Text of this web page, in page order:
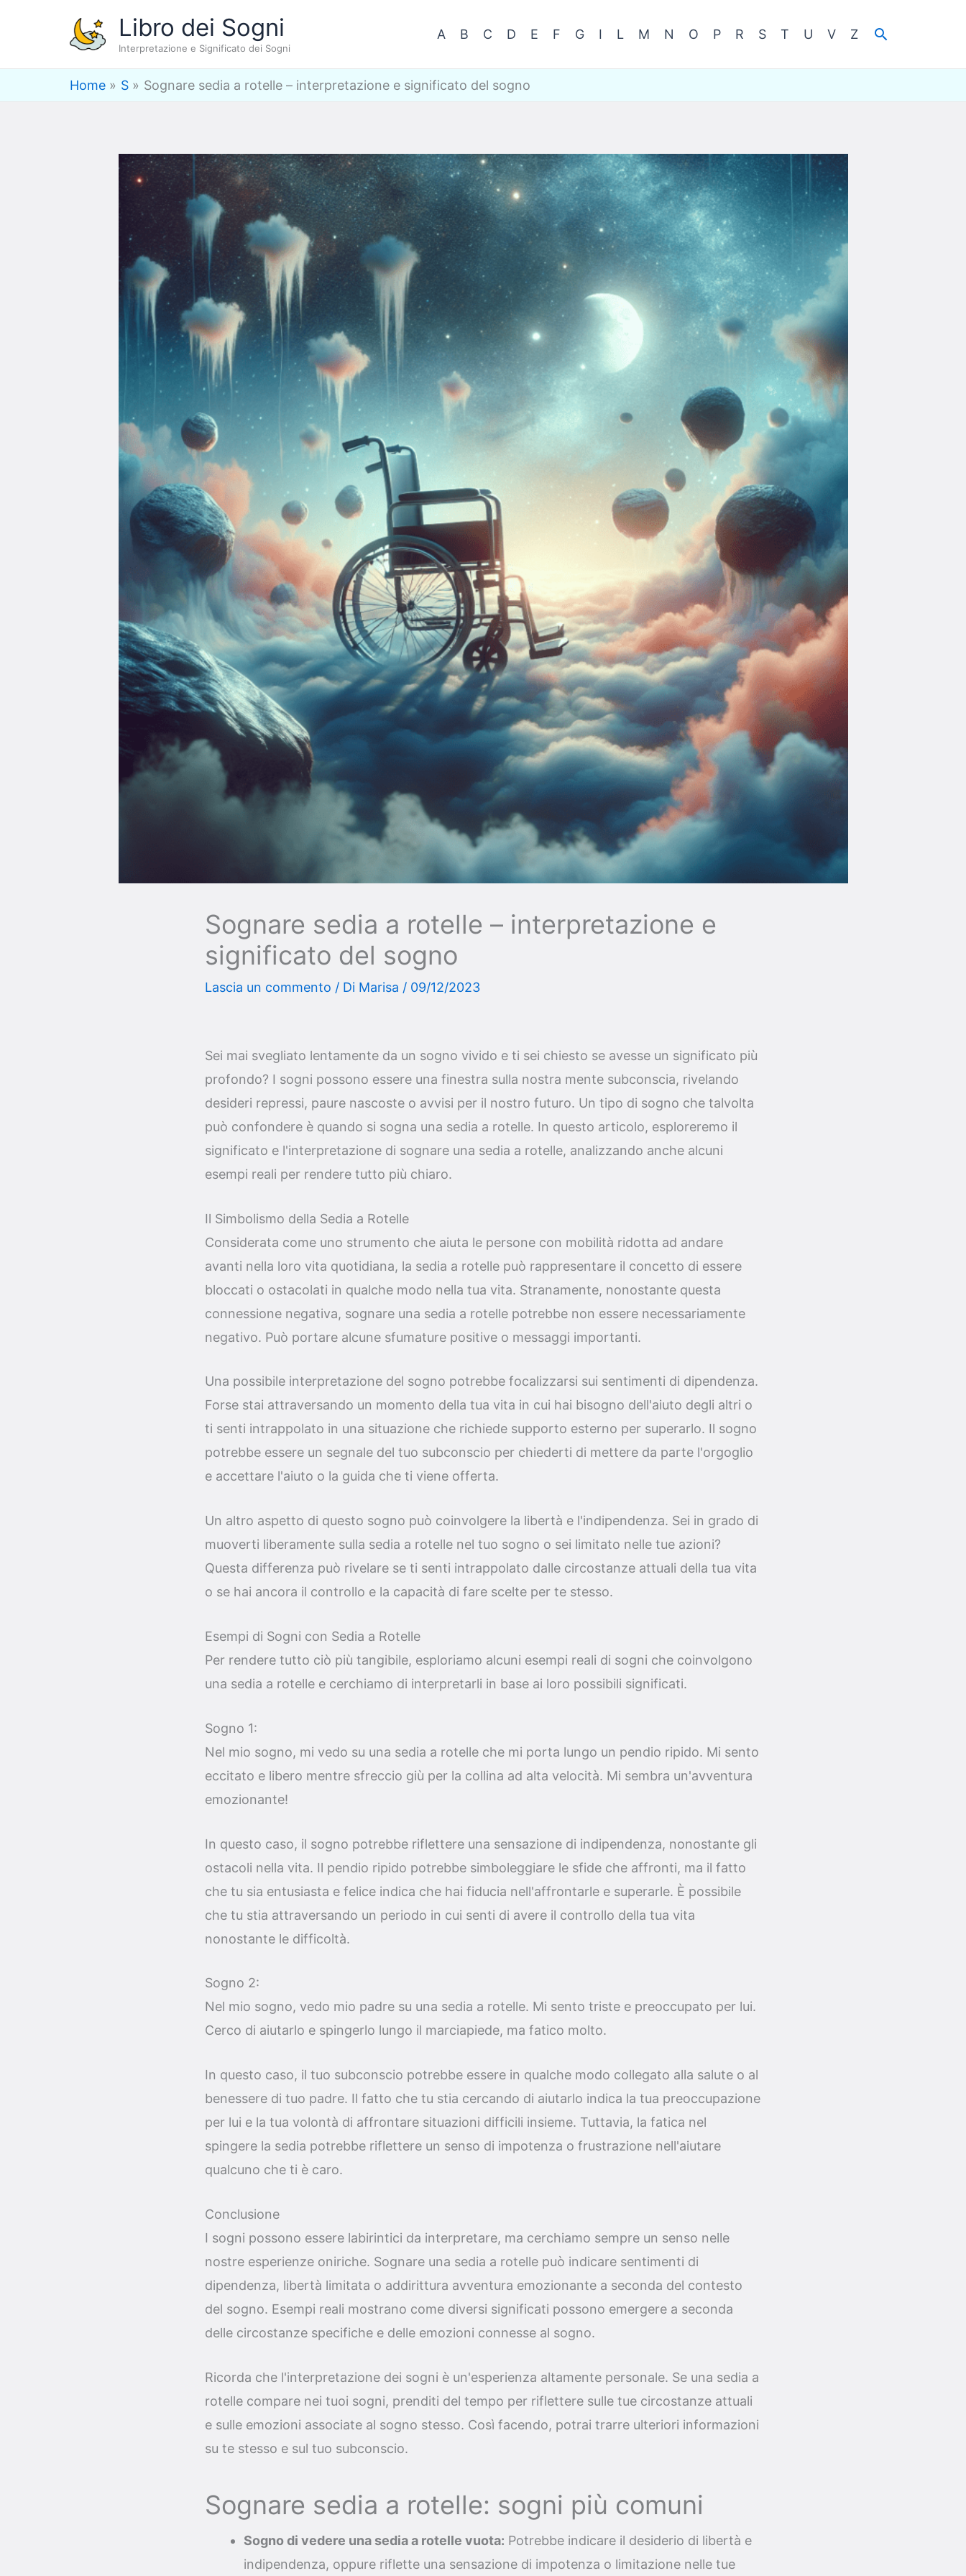
Libro dei Sogni
Interpretazione e Significato dei Sogni
A B C D E F G I L M N O P R S T U V Z Cerca
Home S Sognare sedia a rotelle – interpretazione e significato del sogno
Sognare sedia a rotelle – interpretazione e
significato del sogno
Lascia un commento / Di Marisa / 09/12/2023
Sei mai svegliato lentamente da un sogno vivido e ti sei chiesto se avesse un significato più
profondo? I sogni possono essere una finestra sulla nostra mente subconscia, rivelando
desideri repressi, paure nascoste o avvisi per il nostro futuro. Un tipo di sogno che talvolta
può confondere è quando si sogna una sedia a rotelle. In questo articolo, esploreremo il
significato e l'interpretazione di sognare una sedia a rotelle, analizzando anche alcuni
esempi reali per rendere tutto più chiaro.
Il Simbolismo della Sedia a Rotelle
Considerata come uno strumento che aiuta le persone con mobilità ridotta ad andare
avanti nella loro vita quotidiana, la sedia a rotelle può rappresentare il concetto di essere
bloccati o ostacolati in qualche modo nella tua vita. Stranamente, nonostante questa
connessione negativa, sognare una sedia a rotelle potrebbe non essere necessariamente
negativo. Può portare alcune sfumature positive o messaggi importanti.
Una possibile interpretazione del sogno potrebbe focalizzarsi sui sentimenti di dipendenza.
Forse stai attraversando un momento della tua vita in cui hai bisogno dell'aiuto degli altri o
ti senti intrappolato in una situazione che richiede supporto esterno per superarlo. Il sogno
potrebbe essere un segnale del tuo subconscio per chiederti di mettere da parte l'orgoglio
e accettare l'aiuto o la guida che ti viene offerta.
Un altro aspetto di questo sogno può coinvolgere la libertà e l'indipendenza. Sei in grado di
muoverti liberamente sulla sedia a rotelle nel tuo sogno o sei limitato nelle tue azioni?
Questa differenza può rivelare se ti senti intrappolato dalle circostanze attuali della tua vita
o se hai ancora il controllo e la capacità di fare scelte per te stesso.
Esempi di Sogni con Sedia a Rotelle
Per rendere tutto ciò più tangibile, esploriamo alcuni esempi reali di sogni che coinvolgono
una sedia a rotelle e cerchiamo di interpretarli in base ai loro possibili significati.
Sogno 1:
Nel mio sogno, mi vedo su una sedia a rotelle che mi porta lungo un pendio ripido. Mi sento
eccitato e libero mentre sfreccio giù per la collina ad alta velocità. Mi sembra un'avventura
emozionante!
In questo caso, il sogno potrebbe riflettere una sensazione di indipendenza, nonostante gli
ostacoli nella vita. Il pendio ripido potrebbe simboleggiare le sfide che affronti, ma il fatto
che tu sia entusiasta e felice indica che hai fiducia nell'affrontarle e superarle. È possibile
che tu stia attraversando un periodo in cui senti di avere il controllo della tua vita
nonostante le difficoltà.
Sogno 2:
Nel mio sogno, vedo mio padre su una sedia a rotelle. Mi sento triste e preoccupato per lui.
Cerco di aiutarlo e spingerlo lungo il marciapiede, ma fatico molto.
In questo caso, il tuo subconscio potrebbe essere in qualche modo collegato alla salute o al
benessere di tuo padre. Il fatto che tu stia cercando di aiutarlo indica la tua preoccupazione
per lui e la tua volontà di affrontare situazioni difficili insieme. Tuttavia, la fatica nel
spingere la sedia potrebbe riflettere un senso di impotenza o frustrazione nell'aiutare
qualcuno che ti è caro.
Conclusione
I sogni possono essere labirintici da interpretare, ma cerchiamo sempre un senso nelle
nostre esperienze oniriche. Sognare una sedia a rotelle può indicare sentimenti di
dipendenza, libertà limitata o addirittura avventura emozionante a seconda del contesto
del sogno. Esempi reali mostrano come diversi significati possono emergere a seconda
delle circostanze specifiche e delle emozioni connesse al sogno.
Ricorda che l'interpretazione dei sogni è un'esperienza altamente personale. Se una sedia a
rotelle compare nei tuoi sogni, prenditi del tempo per riflettere sulle tue circostanze attuali
e sulle emozioni associate al sogno stesso. Così facendo, potrai trarre ulteriori informazioni
su te stesso e sul tuo subconscio.
Sognare sedia a rotelle: sogni più comuni
Sogno di vedere una sedia a rotelle vuota: Potrebbe indicare il desiderio di libertà e
indipendenza, oppure riflette una sensazione di impotenza o limitazione nelle tue